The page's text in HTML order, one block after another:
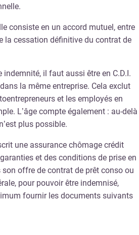
consiste en un accord mutuel, entre
la cessation définitive du contrat de
indemnité, il faut aussi être en C.D.I.
la même entreprise. Cela exclut
et les employés en
L’âge compte également : au-delà
plus possible.
une assurance chômage crédit
et des conditions de prise en
offre de contrat de prêt conso ou
pour pouvoir être indemnisé,
fournir les documents suivants